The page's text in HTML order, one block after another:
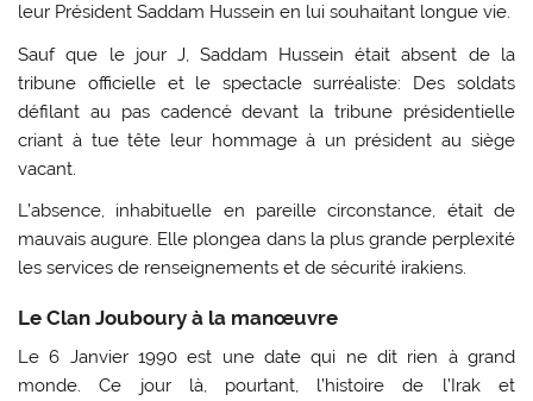
leur Président Saddam Hussein en lui souhaitant longue vie.
Sauf que le jour J, Saddam Hussein était absent de la
tribune officielle et le spectacle surréaliste: Des soldats
défilant au pas cadencé devant la tribune présidentielle
criant à tue tête leur hommage à un président au siège
vacant.
L’absence, inhabituelle en pareille circonstance, était de
mauvais augure. Elle plongea dans la plus grande perplexité
les services de renseignements et de sécurité irakiens.
Le Clan Jouboury à la manœuvre
Le 6 Janvier 1990 est une date qui ne dit rien à grand
monde. Ce jour là, pourtant, l’histoire de l’Irak et